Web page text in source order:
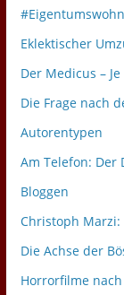
Eklektischer
Der Medicus –
Die Frage nach
Autorentypen
Am Telefon: Der
Bloggen
Christoph Marzi:
Die Achse der
Horrorfilme